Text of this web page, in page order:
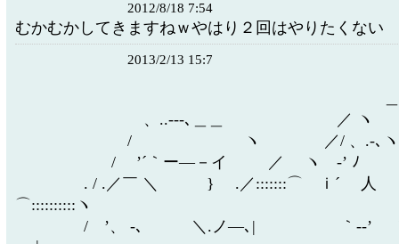
2012/8/18 7:54
むかむかしてきますねｗやはり２回はやりたくない
2013/2/13 15:7
、..-‐-､＿＿ ／ ヽ
/ ヽ ／/ 、.-､ヽ ’ /、
/ ’´｀ー―－イ ／ ヽゞ-’ ﾉ ヽ
. / .／￣ ＼ } .／:::::::⌒ ｉ´ 人
⌒::::::::::ヽ
/ ’、 -､ ＼.ノ―､| ｀